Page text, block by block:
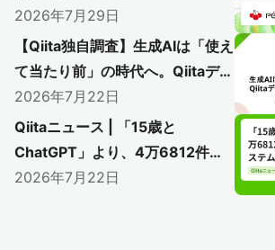
2026」で初のアフターイベント
開催レポート
〜AI時代のエンジニアリングを語り尽く
した熱い1日をレポート〜
2026年7月29日
【Qiita独自調査】生成AIは「使え
て当たり前」の時代へ。Qiitaデー
タが示す、今エンジニアに求めら
れるスキルとは？
2026年7月22日
Qiitaニュース | 「15歳と
ChatGPT」より、4万6812件が
退会させられたシステムについて
2026年7月22日